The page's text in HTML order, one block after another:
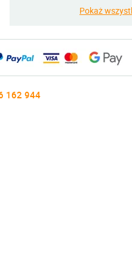
Pokaż
162 944